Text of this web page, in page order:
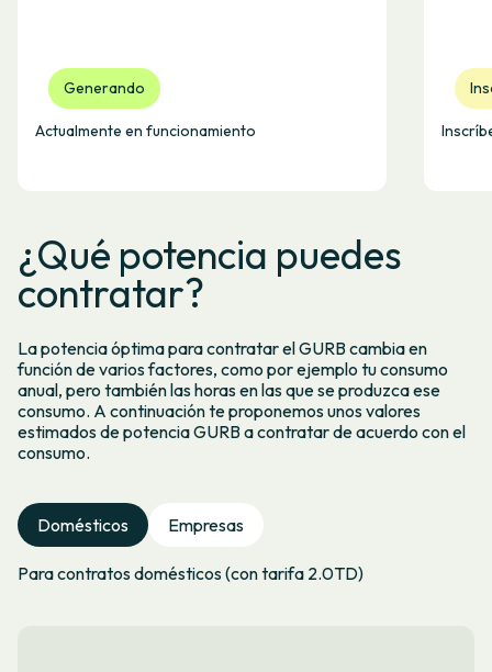
Generando
Actualmente en funcionamiento
¿Qué potencia puedes
contratar?
La potencia óptima para contratar el GURB cambia en
función de varios factores, como por ejemplo tu consumo
anual, pero también las horas en las que se produzca ese
consumo. A continuación te proponemos unos valores
estimados de potencia GURB a contratar de acuerdo con el
consumo.
Domésticos Empresas
Para contratos domésticos (con tarifa 2.0TD)